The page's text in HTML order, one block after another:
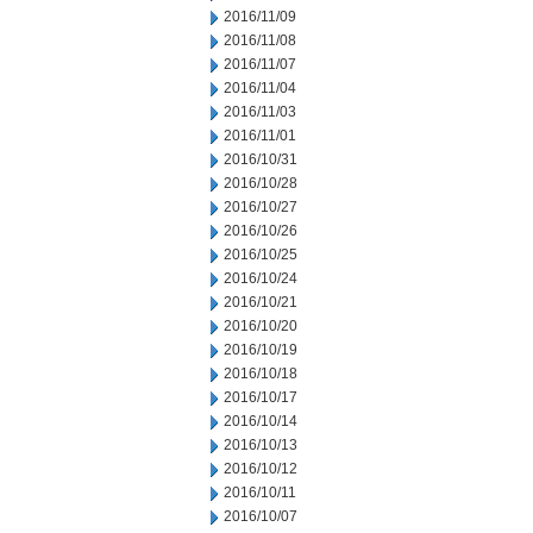
2016/11/09
2016/11/08
2016/11/07
2016/11/04
2016/11/03
2016/11/01
2016/10/31
2016/10/28
2016/10/27
2016/10/26
2016/10/25
2016/10/24
2016/10/21
2016/10/20
2016/10/19
2016/10/18
2016/10/17
2016/10/14
2016/10/13
2016/10/12
2016/10/11
2016/10/07